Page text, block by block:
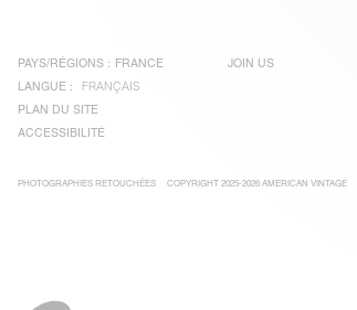
PAYS/RÉGIONS : FRANCE
LANGUE :
FRANÇAIS
PLAN DU SITE
ACCESSIBILITÉ
JOIN US
PHOTOGRAPHIES RETOUCHÉES COPYRIGHT 2025-2026 AMERICAN VINTAGE